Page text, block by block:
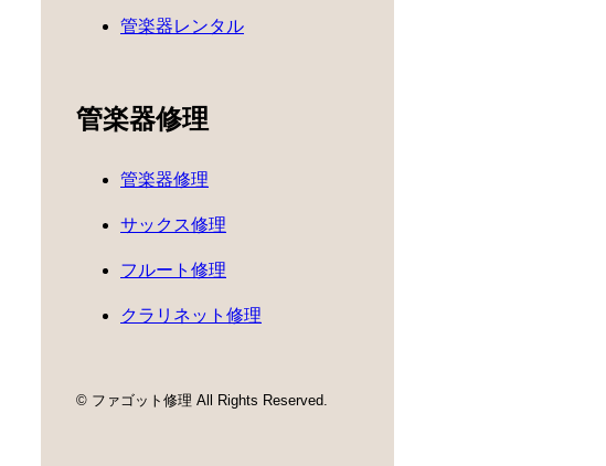
管楽器レンタル
管楽器修理
管楽器修理
サックス修理
フルート修理
クラリネット修理
© ファゴット修理 All Rights Reserved.